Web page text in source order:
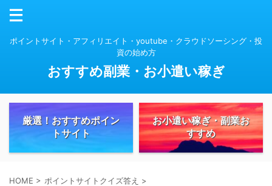
ポイントサイト・アフィリエイト・youtube・クラウドソーシング・投
資の始め方
おすすめ副業・お小遣い稼ぎ
厳選！おすすめポイン
トサイト
お小遣い稼ぎ・副業お
すすめ
HOME > ポイントサイトクイズ答え >